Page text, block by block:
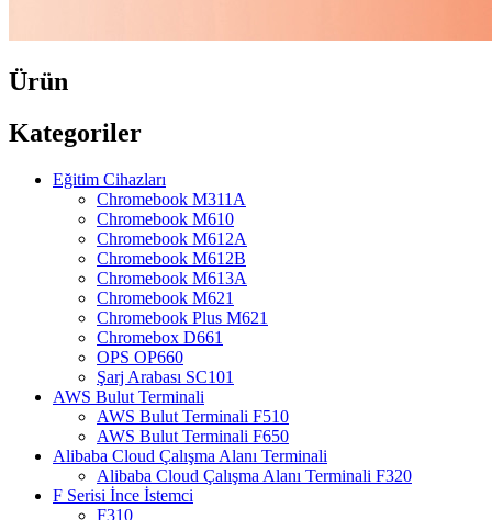
Ürün
Kategoriler
Eğitim Cihazları
Chromebook M311A
Chromebook M610
Chromebook M612A
Chromebook M612B
Chromebook M613A
Chromebook M621
Chromebook Plus M621
Chromebox D661
OPS OP660
Şarj Arabası SC101
AWS Bulut Terminali
AWS Bulut Terminali F510
AWS Bulut Terminali F650
Alibaba Cloud Çalışma Alanı Terminali
Alibaba Cloud Çalışma Alanı Terminali F320
F Serisi İnce İstemci
F310